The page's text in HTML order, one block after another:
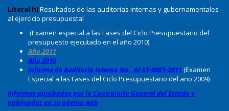
Literal h)Resultados de las auditorias internas y gubernamentales
al ejercicio presupuestal
(Examen especial a las Fases del Ciclo Presupuestario del
presupuesto ejecutado en el año 2010)
Año 2011
Año 2010
Informe de Auditoría Interna No. AI-ST-0061-2011 (Examen
Especial a las Fases del Ciclo Presupuestario del año 2009)
Informes aprobados por la Contraloría General del Estado y
publicados en su página web